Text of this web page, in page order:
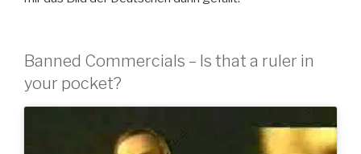
Banned Commercials – Is that a ruler in
your pocket?